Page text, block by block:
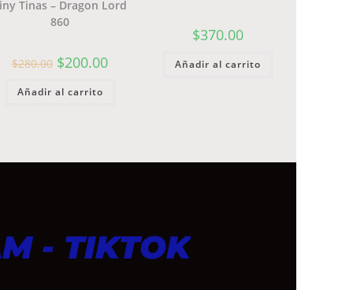
Tinas – Dragon Lord
860
$280.00 $200.00
Añadir al carrito
$370.00
Añadir al carrito
- TIKTOK